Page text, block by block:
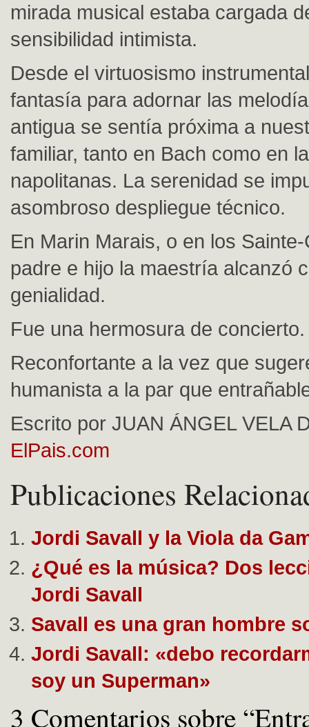
mirada musical estaba cargada
sensibilidad intimista.
Desde el virtuosismo
fantasía para adornar las
antigua se sentía próxima a
familiar, tanto en Bach como en
napolitanas. La serenidad se
asombroso despliegue técnico.
En Marin Marais, o en los
padre e hijo la maestría alcanzó
genialidad.
Fue una hermosura de concierto.
Reconfortante a la vez que
humanista a la par que
Escrito por JUAN ÁNGEL VELA
ElPais.com
Publicaciones
Jordi Savall y la Viola da
¿Qué es la música? Dos
Jordi Savall
Savall es una gran hombre
Jordi Savall: «debo
soy un Superman»
3 Comentarios sobre